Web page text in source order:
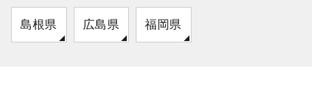
島根県 広島県 福岡県